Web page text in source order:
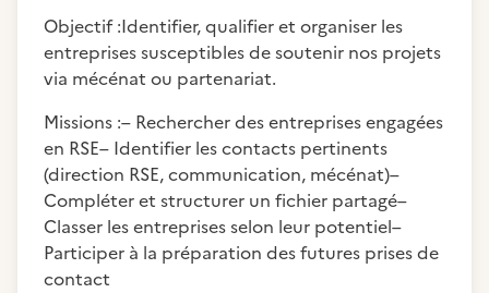
Objectif :Identifier, qualifier et organiser les
entreprises susceptibles de soutenir nos projets
via mécénat ou partenariat.
Missions :– Rechercher des entreprises engagées
en RSE– Identifier les contacts pertinents
(direction RSE, communication, mécénat)–
Compléter et structurer un fichier partagé–
Classer les entreprises selon leur potentiel–
Participer à la préparation des futures prises de
contact